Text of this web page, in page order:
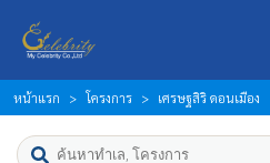
หน้าแรก โครงการ เศรษฐสิริ ดอนเมือง